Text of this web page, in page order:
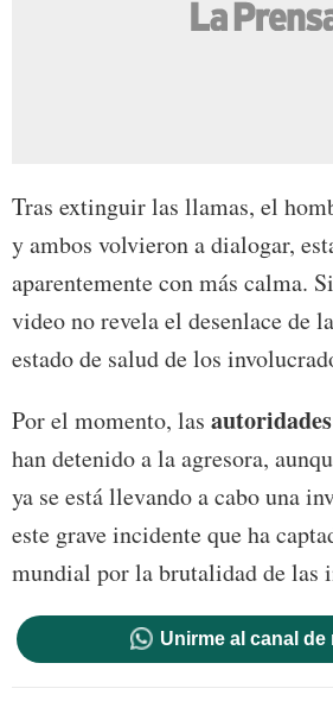
Tras extinguir las llamas, el
y ambos volvieron a dialogar,
aparentemente con más calma.
video no revela el desenlace de
estado de salud de los
Por el momento, las
han detenido a la agresora,
ya se está llevando a cabo una
este grave incidente que ha
mundial por la brutalidad de las
Unirme al canal de